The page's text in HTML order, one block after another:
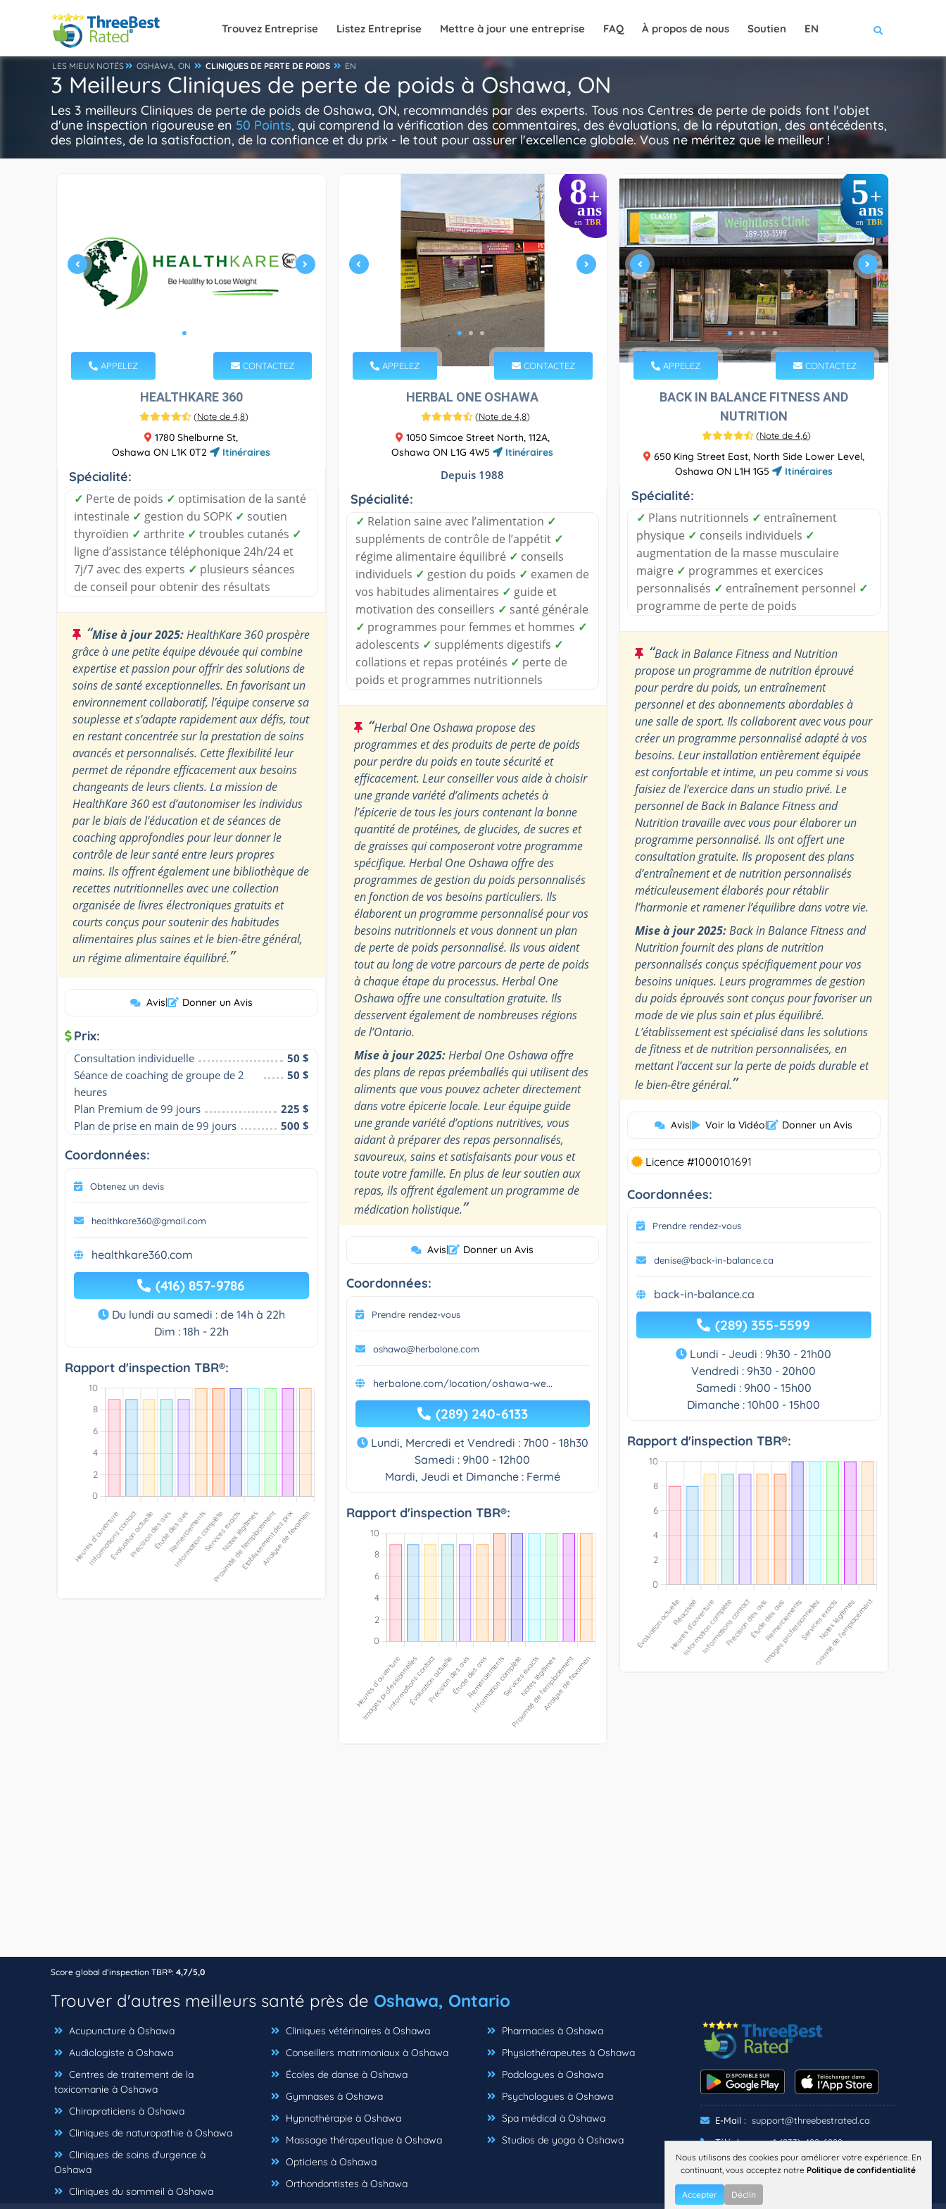
Trouvez Entreprise Listez Entreprise Mettre à jour une entreprise FAQ À propos de nous Soutien EN
LES MIEUX NOTÉS OSHAWA, ON CLINIQUES DE PERTE DE POIDS EN
3 Meilleurs Cliniques de perte de poids à Oshawa, ON
Les 3 meilleurs Cliniques de perte de poids de Oshawa, ON, recommandés par des experts. Tous nos Centres de perte de poids font l'objet
d'une inspection rigoureuse en 50 Points, qui comprend la vérification des commentaires, des évaluations, de la réputation, des antécédents,
des plaintes, de la satisfaction, de la confiance et du prix - le tout pour assurer l'excellence globale. Vous ne méritez que le meilleur !
APPELEZ CONTACTEZ
HEALTHKARE 360
(Note de 4,8)
1780 Shelburne St,
Oshawa ON L1K 0T2
Itinéraires
Spécialité:
✓ Perte de poids ✓ optimisation de la santé
intestinale ✓ gestion du SOPK ✓ soutien
thyroïdien ✓ arthrite ✓ troubles cutanés ✓
ligne d’assistance téléphonique 24h/24 et
7j/7 avec des experts ✓ plusieurs séances
de conseil pour obtenir des résultats
“Mise à jour 2025:HealthKare 360 prospère
grâce à une petite équipe dévouée qui combine
expertise et passion pour offrir des solutions de
soins de santé exceptionnelles. En favorisant un
environnement collaboratif, l’équipe conserve sa
souplesse et s’adapte rapidement aux défis, tout
en restant concentrée sur la prestation de soins
avancés et personnalisés. Cette flexibilité leur
permet de répondre efficacement aux besoins
changeants de leurs clients. La mission de
HealthKare 360 est d’autonomiser les individus
par le biais de l’éducation et de séances de
coaching approfondies pour leur donner le
contrôle de leur santé entre leurs propres
mains. Ils offrent également une bibliothèque de
recettes nutritionnelles avec une collection
organisée de livres électroniques gratuits et
courts conçus pour soutenir des habitudes
alimentaires plus saines et le bien-être général,
un régime alimentaire équilibré.”
Avis| Donner un Avis
Prix:
Consultation individuelle
50 $
Séance de coaching de groupe de 2
heures
50 $
Plan Premium de 99 jours
225 $
Plan de prise en main de 99 jours
500 $
Coordonnées:
Obtenez un devis
healthkare360@gmail.com
healthkare360.com
(416) 857-9786
Du lundi au samedi : de 14h à 22h
Dim : 18h - 22h
Rapport d'inspection TBR®:
8+
ans
en TBR
APPELEZ CONTACTEZ
HERBAL ONE OSHAWA
(Note de 4,8)
1050 Simcoe Street North, 112A,
Oshawa ON L1G 4W5
Itinéraires
Depuis 1988
Spécialité:
✓ Relation saine avec l’alimentation ✓
suppléments de contrôle de l’appétit ✓
régime alimentaire équilibré ✓ conseils
individuels ✓ gestion du poids ✓ examen de
vos habitudes alimentaires ✓ guide et
motivation des conseillers ✓ santé générale
✓ programmes pour femmes et hommes ✓
adolescents ✓ suppléments digestifs ✓
collations et repas protéinés ✓ perte de
poids et programmes nutritionnels
“Herbal One Oshawa propose des
programmes et des produits de perte de poids
pour perdre du poids en toute sécurité et
efficacement. Leur conseiller vous aide à choisir
une grande variété d’aliments achetés à
l’épicerie de tous les jours contenant la bonne
quantité de protéines, de glucides, de sucres et
de graisses qui composeront votre programme
spécifique. Herbal One Oshawa offre des
programmes de gestion du poids personnalisés
en fonction de vos besoins particuliers. Ils
élaborent un programme personnalisé pour vos
besoins nutritionnels et vous donnent un plan
de perte de poids personnalisé. Ils vous aident
tout au long de votre parcours de perte de poids
à chaque étape du processus. Herbal One
Oshawa offre une consultation gratuite. Ils
desservent également de nombreuses régions
de l’Ontario.
Mise à jour 2025:Herbal One Oshawa offre
des plans de repas préemballés qui utilisent des
aliments que vous pouvez acheter directement
dans votre épicerie locale. Leur équipe guide
une grande variété d’options nutritives, vous
aidant à préparer des repas personnalisés,
savoureux, sains et satisfaisants pour vous et
toute votre famille. En plus de leur soutien aux
repas, ils offrent également un programme de
médication holistique.”
Avis| Donner un Avis
Coordonnées:
Prendre rendez-vous
oshawa@herbalone.com
herbalone.com/location/oshawa-we...
(289) 240-6133
Lundi, Mercredi et Vendredi : 7h00 - 18h30
Samedi : 9h00 - 12h00
Mardi, Jeudi et Dimanche : Fermé
Rapport d'inspection TBR®:
5+
ans
en TBR
APPELEZ CONTACTEZ
BACK IN BALANCE FITNESS AND
NUTRITION
(Note de 4,6)
650 King Street East, North Side Lower Level,
Oshawa ON L1H 1G5
Itinéraires
Spécialité:
✓ Plans nutritionnels ✓ entraînement
physique ✓ conseils individuels ✓
augmentation de la masse musculaire
maigre ✓ programmes et exercices
personnalisés ✓ entraînement personnel ✓
programme de perte de poids
“Back in Balance Fitness and Nutrition
propose un programme de nutrition éprouvé
pour perdre du poids, un entraînement
personnel et des abonnements abordables à
une salle de sport. Ils collaborent avec vous pour
créer un programme personnalisé adapté à vos
besoins. Leur installation entièrement équipée
est confortable et intime, un peu comme si vous
faisiez de l’exercice dans un studio privé. Le
personnel de Back in Balance Fitness and
Nutrition travaille avec vous pour élaborer un
programme personnalisé. Ils ont offert une
consultation gratuite. Ils proposent des plans
d’entraînement et de nutrition personnalisés
méticuleusement élaborés pour rétablir
l’harmonie et ramener l’équilibre dans votre vie.
Mise à jour 2025:Back in Balance Fitness and
Nutrition fournit des plans de nutrition
personnalisés conçus spécifiquement pour vos
besoins uniques. Leurs programmes de gestion
du poids éprouvés sont conçus pour favoriser un
mode de vie plus sain et plus équilibré.
L’établissement est spécialisé dans les solutions
de fitness et de nutrition personnalisées, en
mettant l’accent sur la perte de poids durable et
le bien-être général.”
Avis| Voir la Vidéo| Donner un Avis
Licence #1000101691
Coordonnées:
Prendre rendez-vous
denise@back-in-balance.ca
back-in-balance.ca
(289) 355-5599
Lundi - Jeudi : 9h30 - 21h00
Vendredi : 9h30 - 20h00
Samedi : 9h00 - 15h00
Dimanche : 10h00 - 15h00
Rapport d'inspection TBR®:
Score global d’inspection TBR®: 4,7/5,0
Trouver d'autres meilleurs santé près de Oshawa, Ontario
Acupuncture à Oshawa
Audiologiste à Oshawa
Centres de traitement de la
toxicomanie à Oshawa
Chiropraticiens à Oshawa
Cliniques de naturopathie à Oshawa
Cliniques de soins d'urgence à
Oshawa
Cliniques du sommeil à Oshawa
Cliniques vétérinaires à Oshawa
Conseillers matrimoniaux à Oshawa
Écoles de danse à Oshawa
Gymnases à Oshawa
Hypnothérapie à Oshawa
Massage thérapeutique à Oshawa
Opticiens à Oshawa
Orthondontistes à Oshawa
Pharmacies à Oshawa
Physiothérapeutes à Oshawa
Podologues à Oshawa
Psychologues à Oshawa
Spa médical à Oshawa
Studios de yoga à Oshawa
E-Mail : support@threebestrated.ca
Téléphone : +1 (833)-488-6888
CONFIDENTIALITÉ
Nous utilisons des cookies pour améliorer votre expérience. En
continuant, vous acceptez notre Politique de confidentialité
Accepter Déclin